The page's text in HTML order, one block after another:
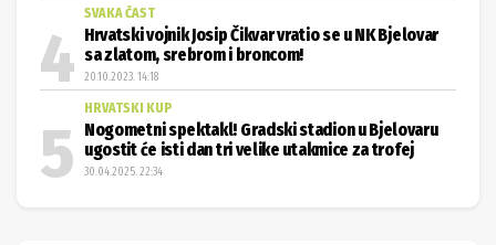
SVAKA ČAST
Hrvatski vojnik Josip Čikvar vratio se u NK Bjelovar
sa zlatom, srebrom i broncom!
20.10.2023. 14:18
HRVATSKI KUP
Nogometni spektakl! Gradski stadion u Bjelovaru
ugostit će isti dan tri velike utakmice za trofej
30.04.2025. 22:34